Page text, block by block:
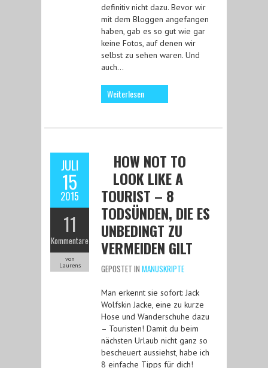
definitiv nicht dazu. Bevor wir
mit dem Bloggen angefangen
haben, gab es so gut wie gar
keine Fotos, auf denen wir
selbst zu sehen waren. Und
auch…
Weiterlesen
JULI
15
2015
11
Kommentare
von
Laurens
HOW NOT TO
LOOK LIKE A
TOURIST – 8
TODSÜNDEN, DIE ES
UNBEDINGT ZU
VERMEIDEN GILT
GEPOSTET IN MANUSKRIPTE
Man erkennt sie sofort: Jack
Wolfskin Jacke, eine zu kurze
Hose und Wanderschuhe dazu
– Touristen! Damit du beim
nächsten Urlaub nicht ganz so
bescheuert aussiehst, habe ich
8 einfache Tipps für dich!